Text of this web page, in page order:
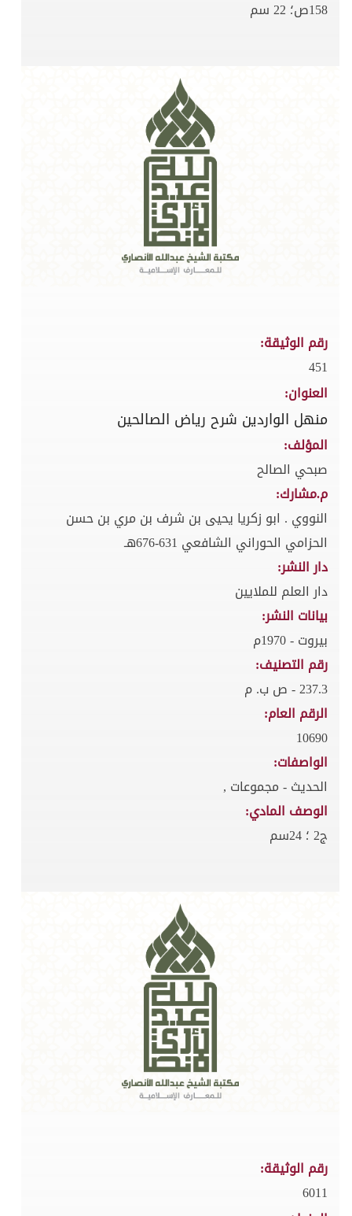
158ص؛ 22 سم
رقم الوثيقة:
451
العنوان:
منهل الواردين شرح رياض الصالحين
المؤلف:
صبحي الصالح
م.مشارك:
النووي . ابو زكريا يحيى بن شرف بن مري بن حسن
الحزامي الحوراني الشافعي 631-676هـ
دار النشر:
دار العلم للملايين
بيانات النشر:
بيروت - 1970م
رقم التصنيف:
237.3 - ص ب. م
الرقم العام:
10690
الواصفات:
الحديث - مجموعات ,
الوصف المادي:
ج2 ؛ 24سم
رقم الوثيقة:
6011